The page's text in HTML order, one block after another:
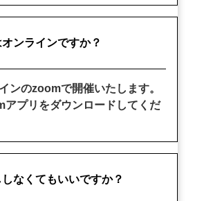
オンラインですか？
ンのzoomで開催いたします。
プリをダウンロードしてくだ
なくてもいいですか？